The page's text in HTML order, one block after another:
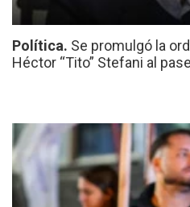
Política. Se promulgó la
Héctor “Tito” Stefani al